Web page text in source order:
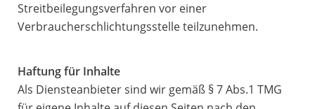
Streitbeilegungsverfahren vor einer
Verbraucherschlichtungsstelle teilzunehmen.
Haftung für Inhalte
Als Diensteanbieter sind wir gemäß § 7 Abs.1 TMG